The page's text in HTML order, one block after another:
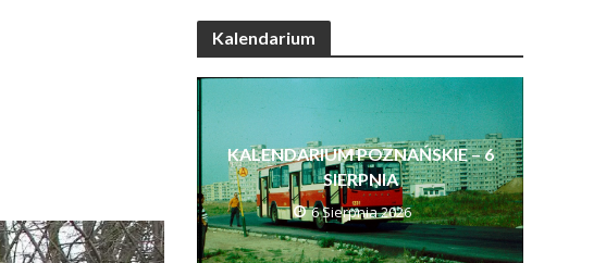
Kalendarium
KALENDARIUM POZNAŃSKIE – 6
SIERPNIA
6 Sierpnia 2026